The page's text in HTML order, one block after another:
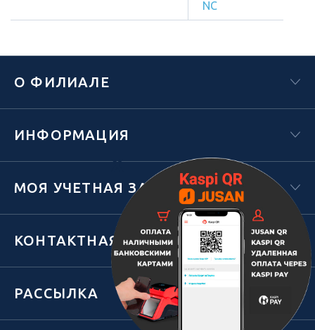
NC
Х
О ФИЛИАЛЕ
ИНФОРМАЦИЯ
МОЯ УЧЕТНАЯ ЗАПИСЬ
КОНТАКТНАЯ ИНФОРМАЦИЯ
РАССЫЛКА